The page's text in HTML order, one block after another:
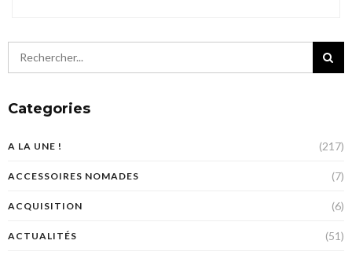
Categories
A LA UNE ! (217)
ACCESSOIRES NOMADES (7)
ACQUISITION (6)
ACTUALITÉS (51)